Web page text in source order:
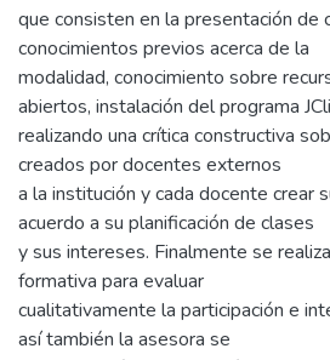
que consisten en la presentación de
conocimientos previos acerca de la
modalidad, conocimiento sobre
abiertos, instalación del programa
realizando una crítica constructiva
creados por docentes externos
a la institución y cada docente crear
acuerdo a su planificación de clases
y sus intereses. Finalmente se
formativa para evaluar
cualitativamente la participación e
así también la asesora se